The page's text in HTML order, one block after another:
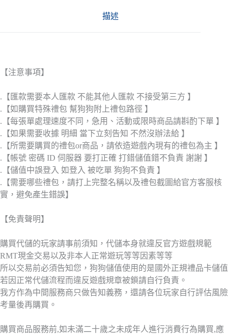
描述
【注意事項】
.【匯款需要本人匯款 不能其他人匯款 不接受第三方 】
.【如購買特殊禮包 幫狗狗附上禮包路徑 】
.【每張單處理速度不同，急用、活動或限時商品請斟酌下單 】
.【如果需要收據 明細 當下立刻告知 不然沒辦法給 】
.【所需要購買的禮包or商品，請依造遊戲內現有的禮包為主 】
.【帳號 密碼 ID 伺服器 要打正確 打錯儲值錯不負責 謝謝 】
.【儲值中誤登入 如登入 被吃單 狗狗不負責 】
.【需要哪些禮包，請打上完整名稱以及禮包截圖給官方客服核
實，避免產生錯誤】
【免責聲明】
購買代儲的玩家請事前須知，代儲本身就違反官方遊戲規範
RMT現金交易以及非本人正常遊玩等等因素等等
所以交易前必須告知您，狗狗儲值使用的是國外正規禮品卡儲值
若因正常代儲流程而違反遊戲規章被鎖請自行負責。
我方作為中間服務商只做告知義務，還請各位玩家自行評估風險
考量後再購買。
購買商品服務前,如未滿二十歲之未成年人進行消費行為購買,應